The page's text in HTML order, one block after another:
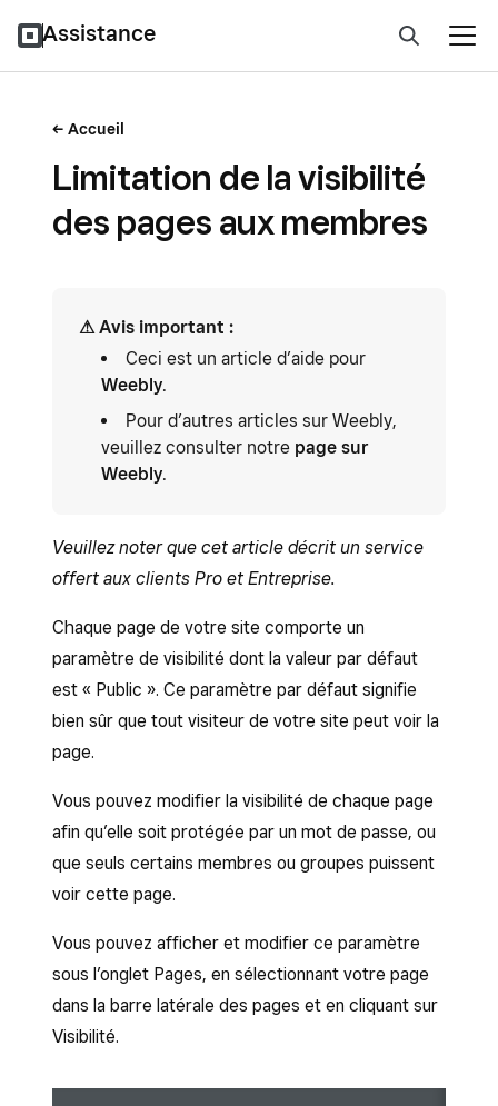
Assistance
Accueil
Limitation de la visibilité
des pages aux membres
⚠ Avis important :
Ceci est un article d’aide pour
Weebly.
Pour d’autres articles sur Weebly,
veuillez consulter notre page sur
Weebly.
Veuillez noter que cet article décrit un service
offert aux clients Pro et Entreprise.
Chaque page de votre site comporte un
paramètre de visibilité dont la valeur par défaut
est « Public ». Ce paramètre par défaut signifie
bien sûr que tout visiteur de votre site peut voir la
page.
Vous pouvez modifier la visibilité de chaque page
afin qu’elle soit protégée par un mot de passe, ou
que seuls certains membres ou groupes puissent
voir cette page.
Vous pouvez afficher et modifier ce paramètre
sous l’onglet Pages, en sélectionnant votre page
dans la barre latérale des pages et en cliquant sur
Visibilité.